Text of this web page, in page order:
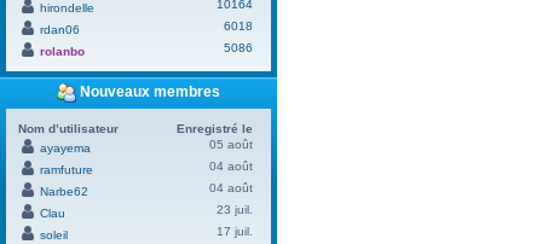
hirondelle
10164
rdan06
6018
rolanbo
5086
Nouveaux membres
Nom d’utilisateur
Enregistré le
ayayema
05 août
ramfuture
04 août
Narbe62
04 août
Clau
23 juil.
soleil
17 juil.